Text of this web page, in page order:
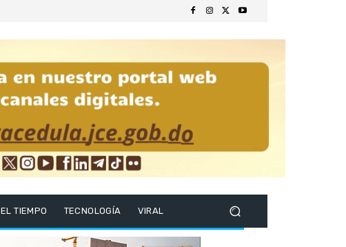
EL TIEMPO TECNOLOGÍA VIRAL